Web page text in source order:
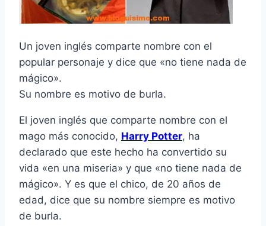
Un joven inglés comparte nombre con el
popular personaje y dice que «no tiene nada de
mágico».
Su nombre es motivo de burla.
El joven inglés que comparte nombre con el
mago más conocido, Harry Potter, ha
declarado que este hecho ha convertido su
vida «en una miseria» y que «no tiene nada de
mágico». Y es que el chico, de 20 años de
edad, dice que su nombre siempre es motivo
de burla.